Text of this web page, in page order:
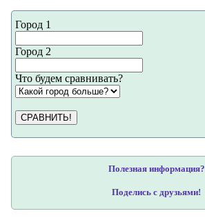
Город 1
Город 2
Что будем сравнивать?
СРАВНИТЬ!
Полезная информация?
Поделись с друзьями!